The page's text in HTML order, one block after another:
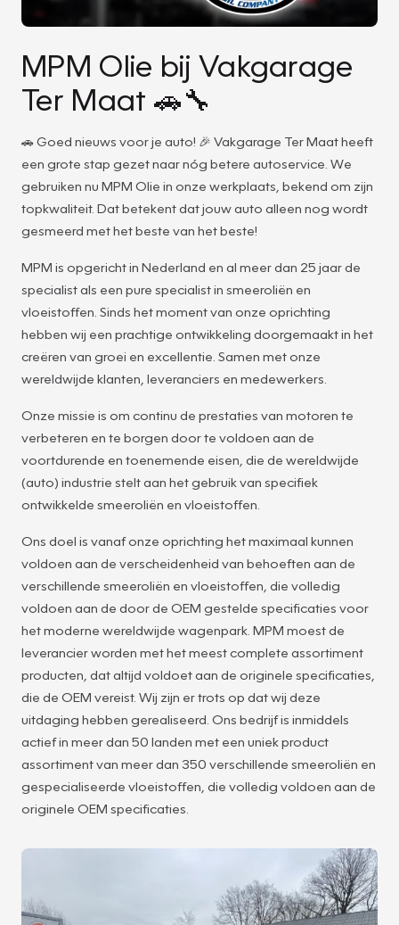
MPM Olie bij Vakgarage
Ter Maat 🚗🔧
🚗 Goed nieuws voor je auto! 🎉 Vakgarage Ter Maat heeft
een grote stap gezet naar nóg betere autoservice. We
gebruiken nu MPM Olie in onze werkplaats, bekend om zijn
topkwaliteit. Dat betekent dat jouw auto alleen nog wordt
gesmeerd met het beste van het beste!
MPM is opgericht in Nederland en al meer dan 25 jaar de
specialist als een pure specialist in smeeroliën en
vloeistoffen. Sinds het moment van onze oprichting
hebben wij een prachtige ontwikkeling doorgemaakt in het
creëren van groei en excellentie. Samen met onze
wereldwijde klanten, leveranciers en medewerkers.
Onze missie is om continu de prestaties van motoren te
verbeteren en te borgen door te voldoen aan de
voortdurende en toenemende eisen, die de wereldwijde
(auto) industrie stelt aan het gebruik van specifiek
ontwikkelde smeeroliën en vloeistoffen.
Ons doel is vanaf onze oprichting het maximaal kunnen
voldoen aan de verscheidenheid van behoeften aan de
verschillende smeeroliën en vloeistoffen, die volledig
voldoen aan de door de OEM gestelde specificaties voor
het moderne wereldwijde wagenpark. MPM moest de
leverancier worden met het meest complete assortiment
producten, dat altijd voldoet aan de originele specificaties,
die de OEM vereist. Wij zijn er trots op dat wij deze
uitdaging hebben gerealiseerd. Ons bedrijf is inmiddels
actief in meer dan 50 landen met een uniek product
assortiment van meer dan 350 verschillende smeeroliën en
gespecialiseerde vloeistoffen, die volledig voldoen aan de
originele OEM specificaties.